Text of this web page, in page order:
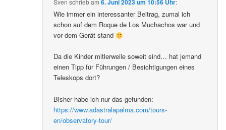
Sven schriebam6. Juni 2023 um 10:56 Uhr:
Wie immer ein interessanter Beitrag, zumal ich
schon auf dem Roque de Los Muchachos war und
vor dem Gerät stand
Da die Kinder mitlerweile soweit sind… hat jemand
einen Tipp für Führungen / Besichtigungen eines
Teleskops dort?
Bisher habe ich nur das gefunden:
https://www.adastralapalma.com/tours-
en/observatory-tour/